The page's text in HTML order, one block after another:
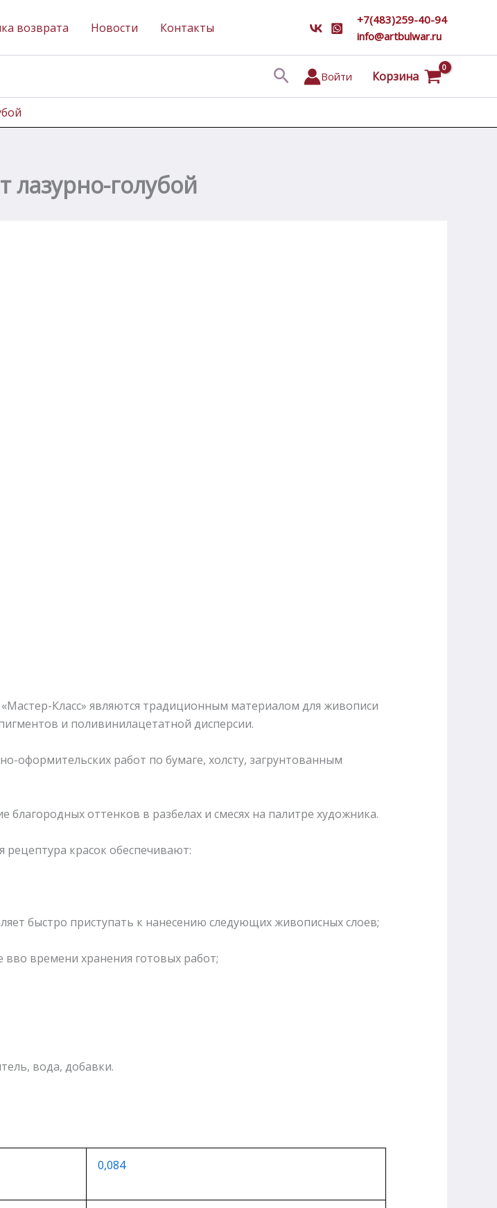
возврата Новости Контакты
+7(483)259-40-94
info@artbulwar.ru
ПоискВойти Корзина
лазурно-голубой
Класс» являются традиционным материалом для живописи
и поливинилацетатной дисперсии.
оформительских работ по бумаге, холсту, загрунтованным
оттенков в разбелах и смесях на палитре художника.
красок обеспечивают:
быстро приступать к нанесению следующих живописных слоев;
времени хранения готовых работ;
вода, добавки.
0,084